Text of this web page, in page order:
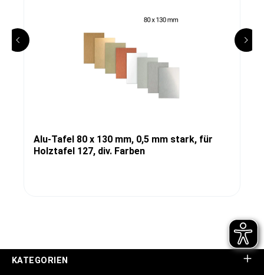
Alu-Tafel 80 x 130 mm, 0,5 mm stark, für
Holztafel 127, div. Farben
KATEGORIEN